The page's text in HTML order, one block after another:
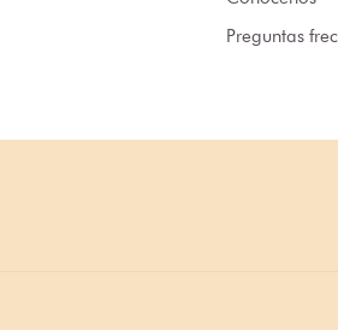
Preguntas